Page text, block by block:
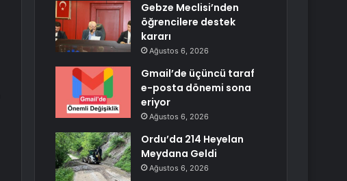
Gebze Meclisi’nden
öğrencilere destek
kararı
Ağustos 6, 2026
Gmail’de üçüncü taraf
e-posta dönemi sona
eriyor
Ağustos 6, 2026
Ordu’da 214 Heyelan
Meydana Geldi
Ağustos 6, 2026